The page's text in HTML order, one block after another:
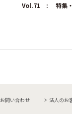
Vol.71 :
特集
お問い合わせ 法人のお